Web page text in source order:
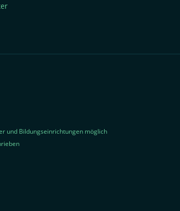
und Bildungseinrichtungen möglich